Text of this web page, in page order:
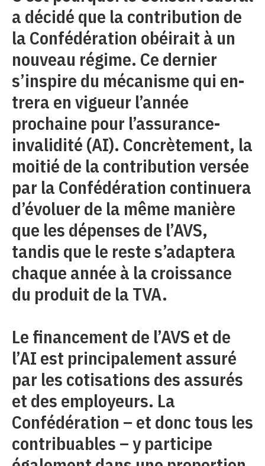
a décidé que la contribution de
la Confédération obéirait à un
nouveau régime. Ce dernier
s’inspire du mécanisme qui en-
trera en vigueur l’année
prochaine pour l’assurance-
invalidité (AI). Concrètement, la
moitié de la contribution versée
par la Confédération continuera
d’évoluer de la même manière
que les dépenses de l’AVS,
tandis que le reste s’adaptera
chaque année à la croissance
du produit de la TVA.
Le financement de l’AVS et de
l’AI est principalement assuré
par les cotisations des assurés
et des employeurs. La
Confédération – et donc tous les
contribuables – y participe